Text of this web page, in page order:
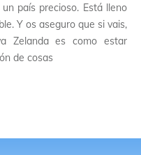
país precioso. Está lleno
Y os aseguro que si vais,
Zelanda es como estar
de cosas